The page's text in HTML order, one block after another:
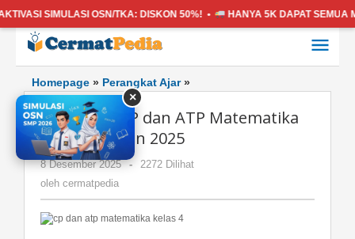
Lewati
konten
OSN/TKA: DISKON 50%! • HANYA 5KDAPAT SEMUA MATA
Homepage » Perangkat Ajar »Download
dan
Kelas
Tahun
Download CP dan ATP Matematika
Kelas 4 Tahun 2025
8 Desember 2025 oleh
-
2272 Dilihat
oleh cermatpedia
×